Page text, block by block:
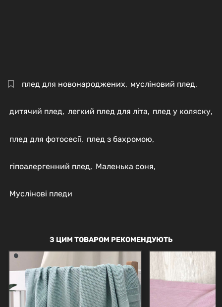
плед для новонароджених, мусліновий плед,
дитячий плед, легкий плед для літа, плед у коляску,
плед для фотосесії, плед з бахромою,
гіпоалергенний плед, Маленька соня,
Муслінові пледи
З ЦИМ ТОВАРОМ РЕКОМЕНДУЮТЬ